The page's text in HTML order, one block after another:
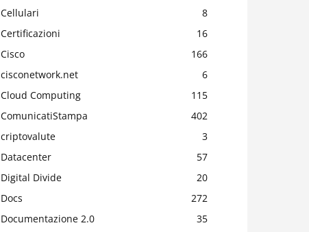
Cellulari
8
Certificazioni
16
Cisco
166
cisconetwork.net
6
Cloud Computing
115
ComunicatiStampa
402
criptovalute
3
Datacenter
57
Digital Divide
20
Docs
272
Documentazione 2.0
35